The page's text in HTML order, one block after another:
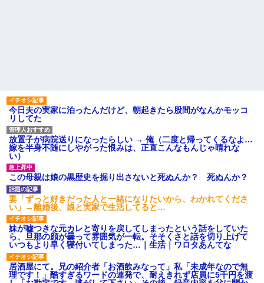
タ
後続車にクラクションを鳴ら
され彼氏が逆切れ。「何クラク
ション鳴らしてんだ！降りてこ
いよ！」と怒鳴りだし...
【衝撃】報酬100万円超の治験
募集がこちらｗｗｗｗｗ(※画像
あり)
【ネット騒然】惨殺されたタ
ワマン頂き女子のこの動画、す
げえええええｗｗｗｗｗｗｗｗ
ｗｗｗ
【愕然】白のクラウン俺氏、
高速道路左車線を制限速度で走
った結果wwwwwwwwwwww
百年の恋12-899 食べた量を
張り合ってくる
【悲報】佐藤輝明・・・２軍
でも盛大にやらかす←あまり悲
今日夫の実家に泊ったんだけど、朝起きたら股間がなんかモッコ
リしてた
放置子が病院送りになったらしい → 俺（二度と帰ってくるなよ…
嫁を半身不随にしやがった恨みは、正直こんなもんじゃ晴れな
い）
この母親は娘の黒歴史を掘り出さないと死ぬんか？ 死ぬんか？
妻「ずっと好きだった人と一緒になりたいから、わかれてくださ
い」→離婚後、娘と実家で生活してると…
妹が嘘つきな元カレと寄りを戻してしまったという話をしていた
ら、旦那の顔が曇って雰囲気が一転。そそくさと話を切り上げて
いつもより早く寝付いてしまった…｜生活｜ワロタあんてな
居酒屋にて。兄の紹介者「お酒飲みなって」私「未成年なので無
理です！」酷すぎるワードの連発で、耐えきれず店員に5千円を渡